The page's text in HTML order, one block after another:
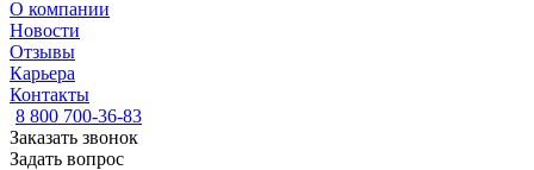
О компании
Новости
Отзывы
Карьера
Контакты
8 800 700-36-83
Заказать звонок
Задать вопрос